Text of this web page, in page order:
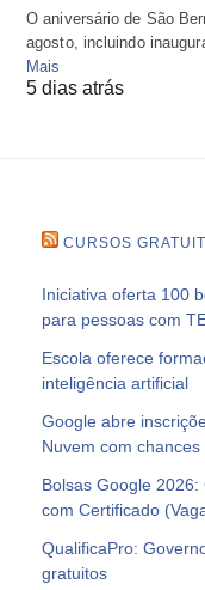
O aniversário de São
agosto, incluindo
Mais
5 dias atrás
CURSOS
Iniciativa oferta 100
para pessoas com
Escola oferece
inteligência artificial
Google abre
Nuvem com
Bolsas Google
com Certificado
QualificaPro:
gratuitos